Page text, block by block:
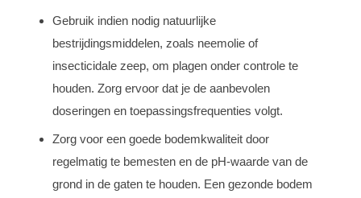
Gebruik indien nodig natuurlijke
bestrijdingsmiddelen, zoals neemolie of
insecticidale zeep, om plagen onder controle te
houden. Zorg ervoor dat je de aanbevolen
doseringen en toepassingsfrequenties volgt.
Zorg voor een goede bodemkwaliteit door
regelmatig te bemesten en de pH-waarde van de
grond in de gaten te houden. Een gezonde bodem